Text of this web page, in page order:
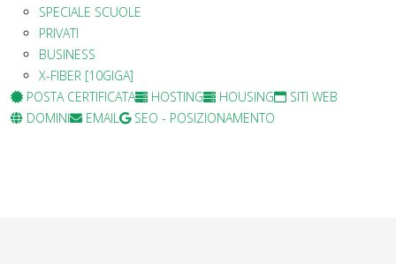
SPECIALE SCUOLE
PRIVATI
BUSINESS
X-FIBER [10GIGA]
POSTA CERTIFICATA HOSTING HOUSING
SITI WEB
DOMINI
EMAIL SEO - POSIZIONAMENTO